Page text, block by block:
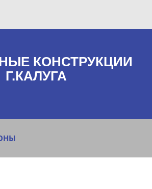
КОНСТРУКЦИИ
Г.КАЛУГА